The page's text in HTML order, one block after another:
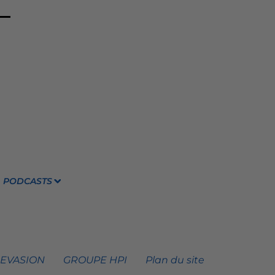
PODCASTS
GROUPE HPI Plan du site